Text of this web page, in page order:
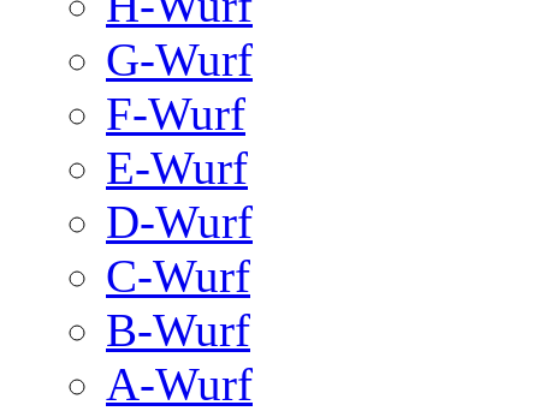
G-Wurf
F-Wurf
E-Wurf
D-Wurf
C-Wurf
B-Wurf
A-Wurf